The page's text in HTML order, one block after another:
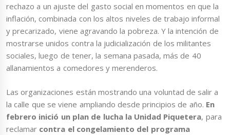
rechazo a un ajuste del gasto social en momentos en que la
inflación, combinada con los altos niveles de trabajo informal
y precarizado, viene agravando la pobreza. Y la intención de
mostrarse unidos contra la judicialización de los militantes
sociales, luego de tener, la semana pasada, más de 40
allanamientos a comedores y merenderos.
Las organizaciones están mostrando una voluntad de salir a
la calle que se viene ampliando desde principios de año. En
febrero inició un plan de lucha la Unidad Piquetera, para
reclamar contra el congelamiento del programa